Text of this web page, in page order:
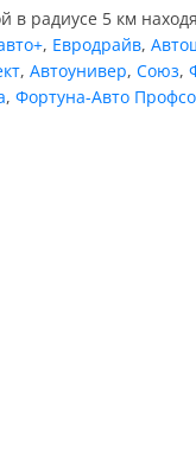
в радиусе 5 км
, Евродрайв,
, Автоунивер, Союз,
, Фортуна-Авто